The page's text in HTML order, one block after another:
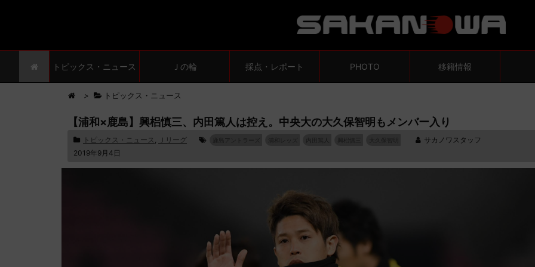
トピックス・ニュース Ｊの輪 採点・レポート PHOTO 移籍情報
> トピックス・ニュース
【浦和×鹿島】興梠慎三、内田篤人は控え。中央大の大久保智明もメンバー入り
トピックス・ニュース , Ｊリーグ 大久保智明
サカノワスタッフ
2019年9月4日